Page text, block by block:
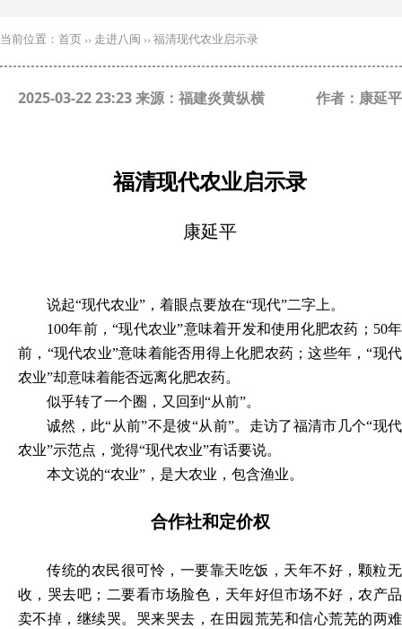
当前位置： 首页 ›› 走进八闽 ›› 福清现代农业启示录
2025-03-22 23:23 来源：福建炎黄纵横 作者：康延平
福清现代农业启示录
康延平
说起“现代农业”，着眼点要放在“现代”二字上。
100年前，“现代农业”意味着开发和使用化肥农药；50年
前，“现代农业”意味着能否用得上化肥农药；这些年，“现代
农业”却意味着能否远离化肥农药。
似乎转了一个圈，又回到 “从前”。
诚然，此“从前”不是彼“从前”。走访了福清市几个“现代
农业”示范点，觉得“现代农业”有话要说。
本文说的“农业”，是大农业，包含渔业。
合作社和定价权
传统的农民很可怜，一要靠天吃饭，天年不好，颗粒无
收，哭去吧；二要看市场脸色，天年好但市场不好，农产品
卖不掉，继续哭。哭来哭去，在田园荒芜和信心荒芜的两难